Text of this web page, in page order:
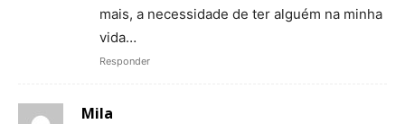
mais, a necessidade de ter alguém na minha
vida…
Responder
Mila